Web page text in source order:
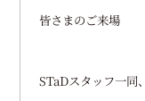
皆さまのご来場
STaDスタッフ一同